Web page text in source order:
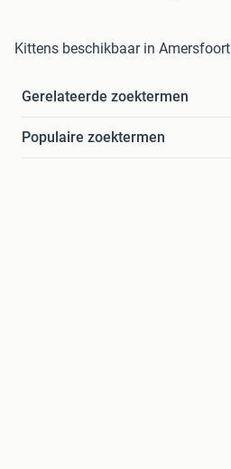
Kittens beschikbaar in Amersfoort
Gerelateerde zoektermen
Populaire zoektermen